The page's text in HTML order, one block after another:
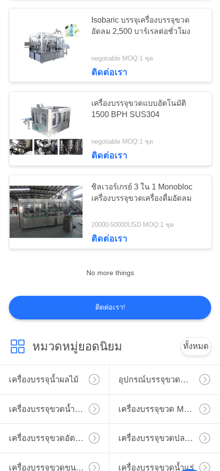
ใบ
ราคา
แผนผัง
เว็บไซต์
PRIVACY
POLICY
เครื่องบรรจุขวด
อัตโนมัติ
เครื่องบรรจุขวด
ปลอดเชื้อ
เครื่องบรรจุขวด
ขนาดเล็ก
เครื่องบรรจุขวด
น้ำแร่
8
Isobaric บรรจุเครื่องบรรจุขวด
อัดลม 2,500 บาร์เรลต่อชั่วโมง
negotiable MOQ:1 ชุด
ติดต่อเรา
เครื่องบรรจุขวดแบบอัตโนมัติ
1500 BPH SUS304
negotiable MOQ:1 ชุด
ติดต่อเรา
ซิลเวอร์เกรย์ 3 ใน 1 Monobloc
เครื่องบรรจุขวดเครื่องดื่มอัดลม
20000-50000USD MOQ:1 ชุด
ติดต่อเรา
No more things
ติดต่อเรา!
หมวดหมู่ยอดนิยม ทั้งหมด
เครื่องบรรจุน้ำผลไม้ อุปกรณ์บรรจุขวดน้ำผลไม้ขนาดเล็ก
เครื่องบรรจุขวดน้ำผลไม้ เครื่องบรรจุขวด Monoblock
เครื่องบรรจุขวดอัตโนมัติ เครื่องบรรจุขวดปลอดเชื้อ
เครื่องบรรจุขวดขนาดเล็ก เครื่องบรรจุขวดน้ำแร่